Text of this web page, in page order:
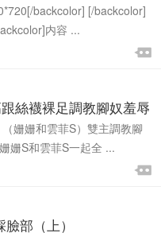
backcolor] [/backcolor]
内容 ...


絲襪裸足調教腳奴羞辱
姗姗和雲菲S）雙主調教腳
姗S和雲菲S一起全 ...


部（上）